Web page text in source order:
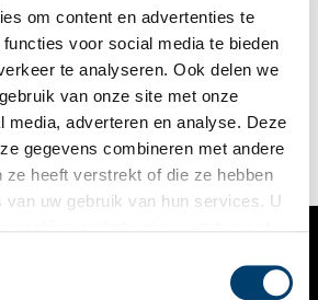
om content en advertenties te
voor social media te bieden
te analyseren. Ook delen we
van onze site met onze
media, adverteren en analyse. Deze
gegevens combineren met andere
ze heeft verstrekt of die ze hebben
uw gebruik van hun services. U
meest kenmerkend voor Noord-
kiest als zijn historische plek het
wij in Den Helder het monument op het
zeehelden als De Ruyter, maar
storm naar schepen in nood voeren.
dood gaf de aanzet tot dit ‘Carillon’.
Die joeg bij Kijkduin een grote